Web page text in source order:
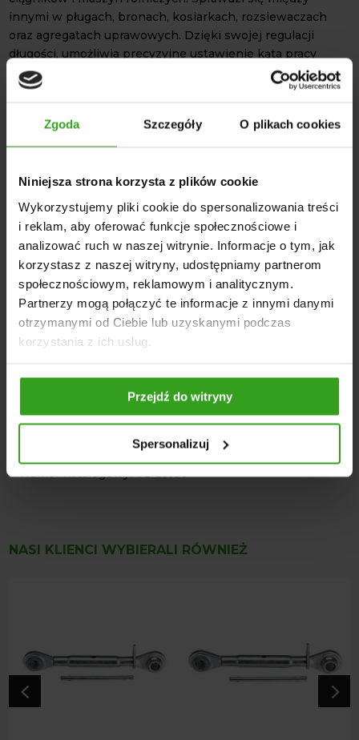
Zgoda Szczegóły O plikach cookies
Niniejsza strona korzysta z plików cookie
Wykorzystujemy pliki cookie do spersonalizowania treści
i reklam, aby oferować funkcje społecznościowe i
analizować ruch w naszej witrynie. Informacje o tym, jak
korzystasz z naszej witryny, udostępniamy partnerom
społecznościowym, reklamowym i analitycznym.
Partnerzy mogą połączyć te informacje z innymi danymi
otrzymanymi od Ciebie lub uzyskanymi podczas
korzystania z ich usług.
Przejdź do witryny
Spersonalizuj
innymi w pługach, bronach, kosiarkach, rozsiewaczach
oraz agregatach uprawowych. Dzięki swojej regulacji
długości, umożliwia precyzyjne ustawienie kąta pracy
maszyny. Takie rozwiązanie przekłada się na jej
efektywność oraz trwałość.
Wytrzymała konstrukcjałącznika centralnegosprawia, że
zapewniają kompatybilność z popularnymi sworzniami,
Postaw na element, który podczas pracy przenosi duże
obciążenia oraz odpowiada za stabilność całego układu
zawieszenia. Zastosuj trwały oraz precyzyjnie wykonany
łącznik w swoim gospodarstwie rolnym!
DANE TECHNICZNE
Waga: 3,1 kg
Wymiary całkowite: 38 × 10,5 × 6,5 cm
Średnica otworu w główkach: 25,4 mm (1 cal)
Długość od środka ucha do środka ucha: min. 320 mm /
Długość rury: 200 mm
Numer katalogowy: TL125180
NASI KLIENCI WYBIERALI RÓWNIEŻ
4 5